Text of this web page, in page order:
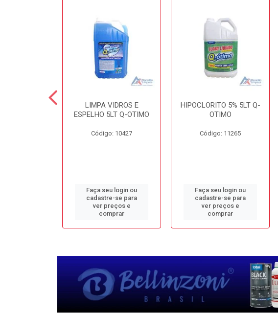
LIMPA VIDROS E
ESPELHO 5LT Q-OTIMO
Código: 10427
Faça seu login ou
cadastre-se para
ver preços e
comprar
HIPOCLORITO 5% 5LT Q-
OTIMO
Código: 11265
Faça seu login ou
cadastre-se para
ver preços e
comprar